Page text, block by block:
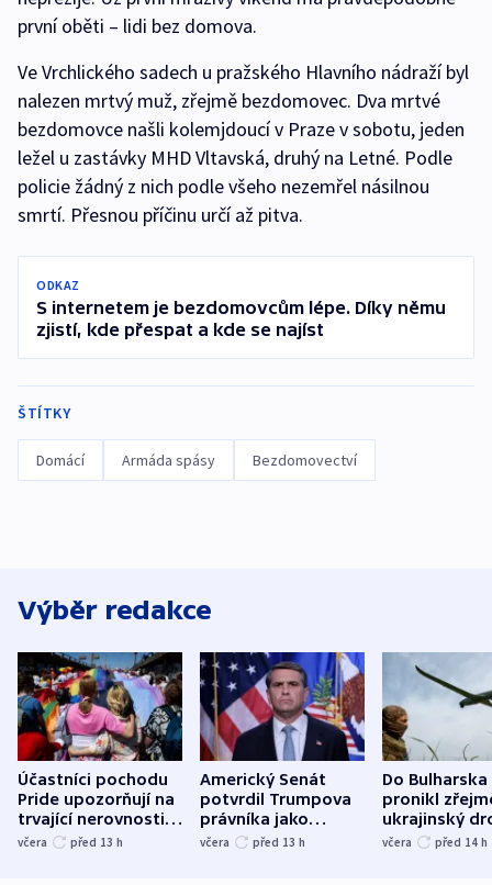
první oběti – lidi bez domova.
Ve Vrchlického sadech u pražského Hlavního nádraží byl
nalezen mrtvý muž, zřejmě bezdomovec. Dva mrtvé
bezdomovce našli kolemjdoucí v Praze v sobotu, jeden
ležel u zastávky MHD Vltavská, druhý na Letné. Podle
policie žádný z nich podle všeho nezemřel násilnou
smrtí. Přesnou příčinu určí až pitva.
ODKAZ
S internetem je bezdomovcům lépe. Díky němu
zjistí, kde přespat a kde se najíst
ŠTÍTKY
Domácí Armáda spásy Bezdomovectví
Výběr redakce
Účastníci pochodu
Pride upozorňují na
trvající nerovnosti i
společenskou
včera před 13 h
Americký Senát
potvrdil Trumpova
právníka jako
ministra
včera před 13 h
Do Bulharska
pronikl
ukrajinský
explodoval
včera před 14 h